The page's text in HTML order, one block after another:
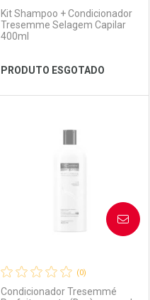
Ver Desconto Convênio
Kit Shampoo + Condicionador
Tresemme Selagem Capilar
400ml
PRODUTO ESGOTADO
(0)
Condicionador Tresemmé
AVISE-ME